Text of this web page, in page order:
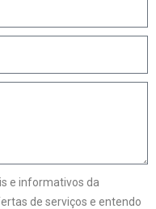
e informativos da
de serviços e entendo